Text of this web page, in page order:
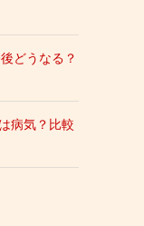
どうなる？
病気？比較